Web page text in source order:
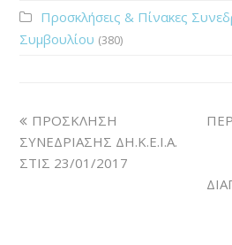
Προσκλήσεις & Πίνακες
Συμβουλίου (380)
ΠΡΟΣΚΛΗΣΗ
ΣΥΝΕΔΡΙΑΣΗΣ ΔΗ.Κ.Ε.Ι.Α.
ΣΤΙΣ 23/01/2017